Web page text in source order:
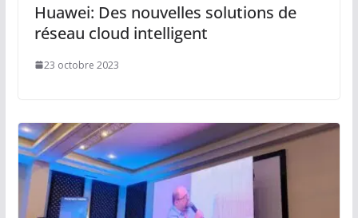
Huawei: Des nouvelles solutions de
réseau cloud intelligent
23 octobre 2023